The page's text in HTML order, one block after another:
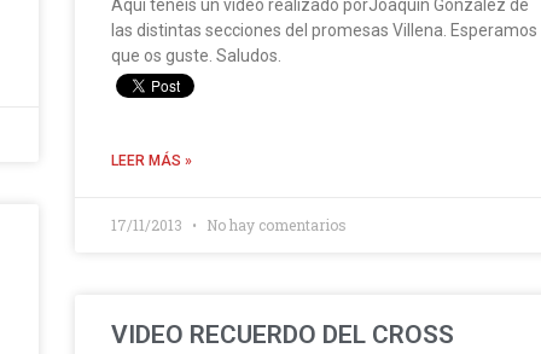
Aquí tenéis un video realizado porJoaquín González de
las distintas secciones del promesas Villena. Esperamos
que os guste. Saludos.
LEER MÁS »
17/11/2013 No hay comentarios
VIDEO RECUERDO DEL CROSS